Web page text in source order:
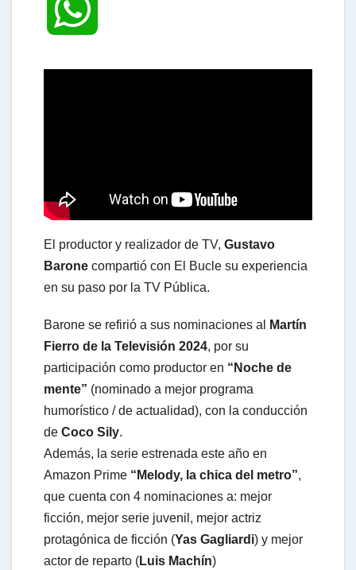
A
p
El productor y realizador de TV, Gustavo
Barone compartió con El Bucle su experiencia
en su paso por la TV Pública.
Barone se refirió a sus nominaciones al
Martín
Fierro de la Televisión 2024, por su
participación como productor en “Noche de
mente” (nominado a mejor programa
humorístico / de actualidad), con la conducción
de Coco Sily.
Además, la serie estrenada este año en
Amazon Prime “Melody, la chica del metro”,
que cuenta con 4 nominaciones a: mejor
ficción, mejor serie juvenil, mejor actriz
protagónica de ficción (Yas Gagliardi) y mejor
actor de reparto (Luis Machín)